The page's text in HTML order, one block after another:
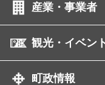
産業・事業者
観光・イベン
町政情報